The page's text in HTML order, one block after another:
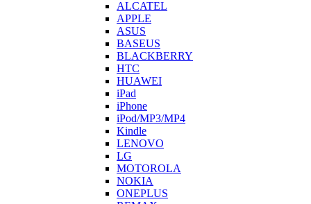
ALCATEL
APPLE
ASUS
BASEUS
BLACKBERRY
HTC
HUAWEI
iPad
iPhone
iPod/MP3/MP4
Kindle
LENOVO
LG
MOTOROLA
NOKIA
ONEPLUS